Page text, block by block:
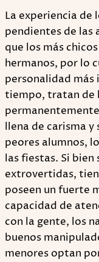
La experiencia de
pendientes de las
que los más
hermanos, por lo
personalidad más
tiempo, tratan de
llena de carisma
peores alumnos,
las fiestas. Si bien
extrovertidas,
poseen un fuerte
capacidad de
con la gente, los
buenos
menores optan